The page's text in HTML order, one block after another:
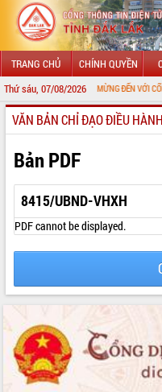
TRANG CHỦ CHÍNH QUYỀN
Thứ sáu, 07/08/2026
CHÀO MỪNG ĐẾN VỚI CỔNG THÔNG
GIỚI THIỆU
LÃNH ĐẠO UBND TỈNH
TIN TỨC SỰ KIỆN
SỞ, BAN, NGÀNH
UBND CÁC XÃ, PHƯỜNG
THÔNG TIN CHỈ ĐẠO ĐIỀU HÀNH
VĂN BẢN HĐND TỈNH
ĐIỂM TIN VĂN BẢN
VĂN BẢN CHỈ ĐẠO ĐIỀU HÀNH
Bản PDF
8415/UBND-VHXH
PDF cannot be displayed.